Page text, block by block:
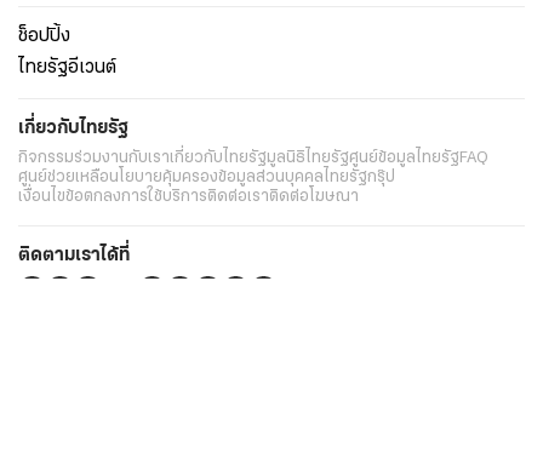
ช็อปปิ้ง
ไทยรัฐอีเวนต์
เกี่ยวกับไทยรัฐ
กิจกรรมร่วมงานกับเราเกี่ยวกับไทยรัฐมูลนิธิไทยรัฐศูนย์ข้อมูลไทยรัฐFAQ
ศูนย์ช่วยเหลือนโยบายคุ้มครองข้อมูลส่วนบุคคลไทยรัฐกรุ๊ป
เงื่อนไขข้อตกลงการใช้บริการติดต่อเราติดต่อโฆษณา
ติดตามเราได้ที่